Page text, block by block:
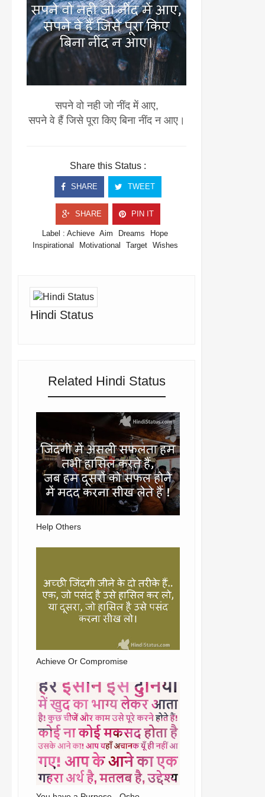
सपने वो नही जो नींद में आए,
सपने वे हैं जिसे पूरा किए बिना नींद न आए।
Share this Status :
SHARE TWEET
SHARE PIN IT
Label : Achieve Aim Dreams
Hope
Inspirational
Motivational Target Wishes
Hindi Status
Related Hindi Status
Help Others
Achieve Or Compromise